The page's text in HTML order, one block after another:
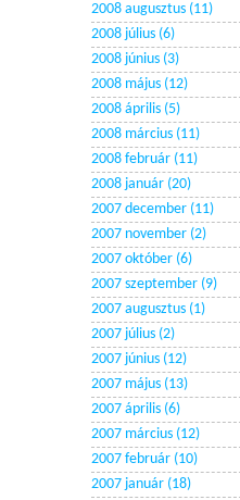
2008 augusztus (11)
2008 július (6)
2008 június (3)
2008 május (12)
2008 április (5)
2008 március (11)
2008 február (11)
2008 január (20)
2007 december (11)
2007 november (2)
2007 október (6)
2007 szeptember (9)
2007 augusztus (1)
2007 július (2)
2007 június (12)
2007 május (13)
2007 április (6)
2007 március (12)
2007 február (10)
2007 január (18)